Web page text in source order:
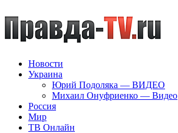
Новости
Украина
Юрий Подоляка — ВИДЕО
Михаил Онуфриенко — Видео
Россия
Мир
ТВ Онлайн